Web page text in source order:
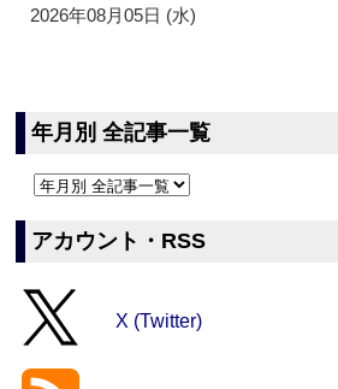
2026年08月05日 (水)
年月別 全記事一覧
アカウント・RSS
X (Twitter)